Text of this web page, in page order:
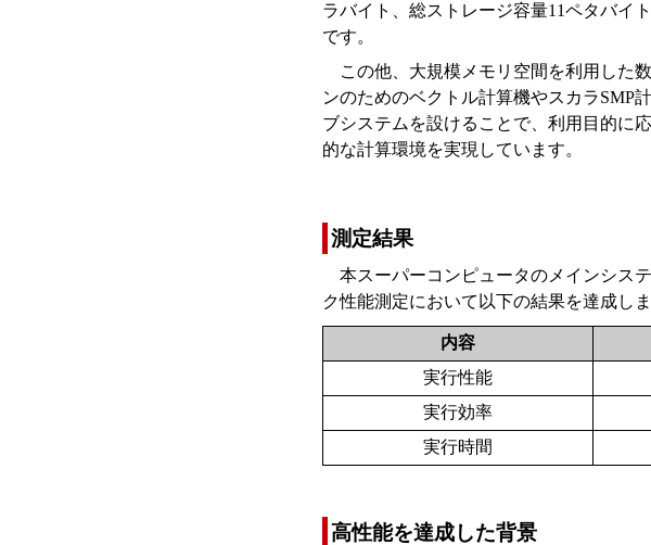
ラバイト、総ストレージ容量11ペタバイ
です。
この他、大規模メモリ空間を利用した
ンのためのベクトル計算機やスカラSMP
ブシステムを設けることで、利用目的に
的な計算環境を実現しています。
測定結果
本スーパーコンピュータのメインシス
ク性能測定において以下の結果を達成しま
内容
実行性能
実行効率
実行時間
高性能を達成した背景